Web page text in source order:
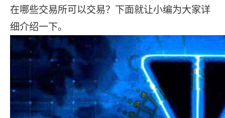
在哪些交易所可以交易？下面就让小编为大家详
细介绍一下。